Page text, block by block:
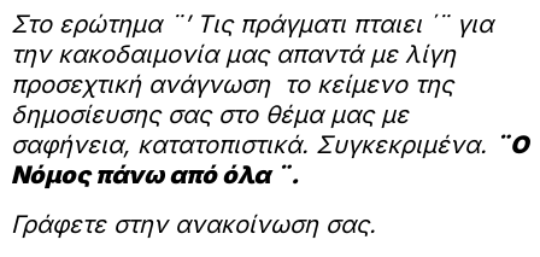
Στο ερώτημα ¨’ Τις πράγματι πταιει ΄¨ για
την κακοδαιμονία μας απαντά με λίγη
προσεχτική ανάγνωση το κείμενο της
δημοσίευσης σας στο θέμα μας με
σαφήνεια, κατατοπιστικά. Συγκεκριμένα. ¨O
Νόμος πάνω από όλα ¨.
Γράφετε στην ανακοίνωση σας.